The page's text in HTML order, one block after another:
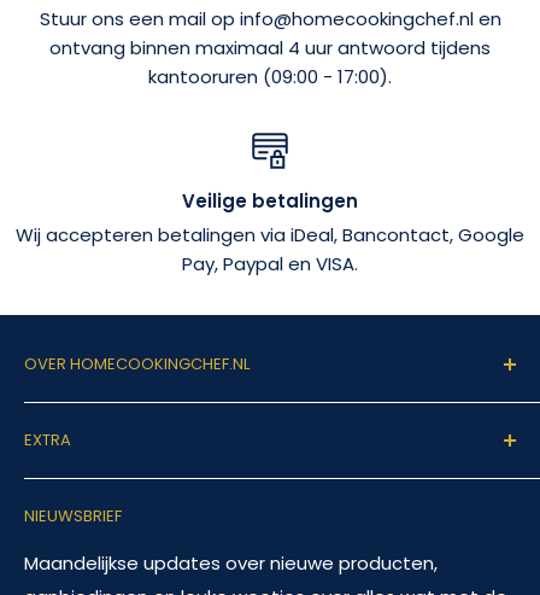
Stuur ons een mail op info@homecookingchef.nl en
ontvang binnen maximaal 4 uur antwoord tijdens
kantooruren (09:00 - 17:00).
Veilige betalingen
Wij accepteren betalingen via iDeal, Bancontact, Google
Pay, Paypal en VISA.
OVER HOMECOOKINGCHEF.NL
Welkom op homecookingchef.nl!
door hoogstaande horeca producten beschikbaar
te maken voor de hobbykok.
EXTRA
Zoeken
Veelgestelde vragen
Contact
NIEUWSBRIEF
Maandelijkse updates over nieuwe producten,